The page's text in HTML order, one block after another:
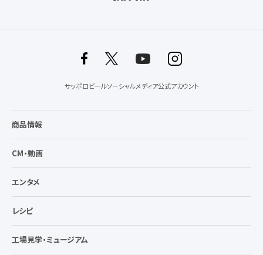
サッポロビールソーシャルメディア公式アカウント
商品情報
CM・動画
エンタメ
レシピ
工場見学・ミュージアム